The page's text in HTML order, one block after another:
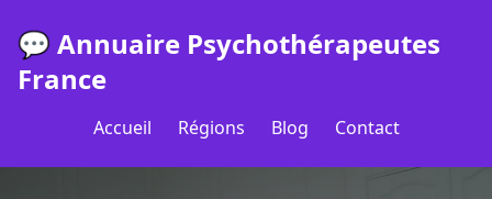
💬 Annuaire Psychothérapeutes
France
Accueil Régions Blog Contact